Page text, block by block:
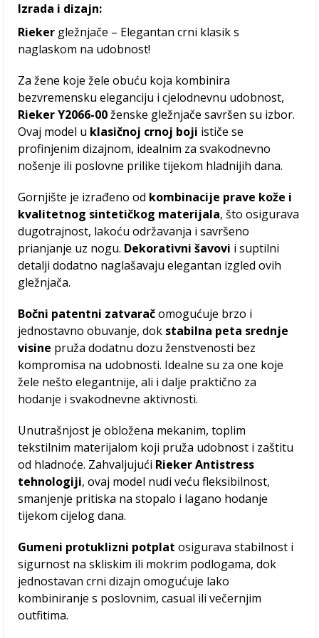
Izrada i dizajn:
Rieker gležnjače – Elegantan crni klasik s
naglaskom na udobnost!
Za žene koje žele obuću koja kombinira
bezvremensku eleganciju i cjelodnevnu udobnost,
Rieker Y2066-00ženske gležnjače savršen su izbor.
Ovaj model u klasičnoj crnoj boji ističe se
profinjenim dizajnom, idealnim za svakodnevno
nošenje ili poslovne prilike tijekom hladnijih dana.
Gornjište je izrađeno od kombinacije prave kože i
kvalitetnog sintetičkog materijala, što osigurava
dugotrajnost, lakoću održavanja i savršeno
prianjanje uz nogu. Dekorativni šavovi i suptilni
detalji dodatno naglašavaju elegantan izgled ovih
gležnjača.
Bočni patentni zatvaračomogućuje brzo i
jednostavno obuvanje, dok stabilna peta srednje
visine pruža dodatnu dozu ženstvenosti bez
kompromisa na udobnosti. Idealne su za one koje
žele nešto elegantnije, ali i dalje praktično za
hodanje i svakodnevne aktivnosti.
Unutrašnjost je obložena mekanim, toplim
tekstilnim materijalom koji pruža udobnost i zaštitu
od hladnoće. Zahvaljujući Rieker Antistress
tehnologiji, ovaj model nudi veću fleksibilnost,
smanjenje pritiska na stopalo i lagano hodanje
tijekom cijelog dana.
Gumeni protuklizni potplat osigurava stabilnost i
sigurnost na skliskim ili mokrim podlogama, dok
jednostavan crni dizajn omogućuje lako
kombiniranje s poslovnim, casual ili večernjim
outfitima.